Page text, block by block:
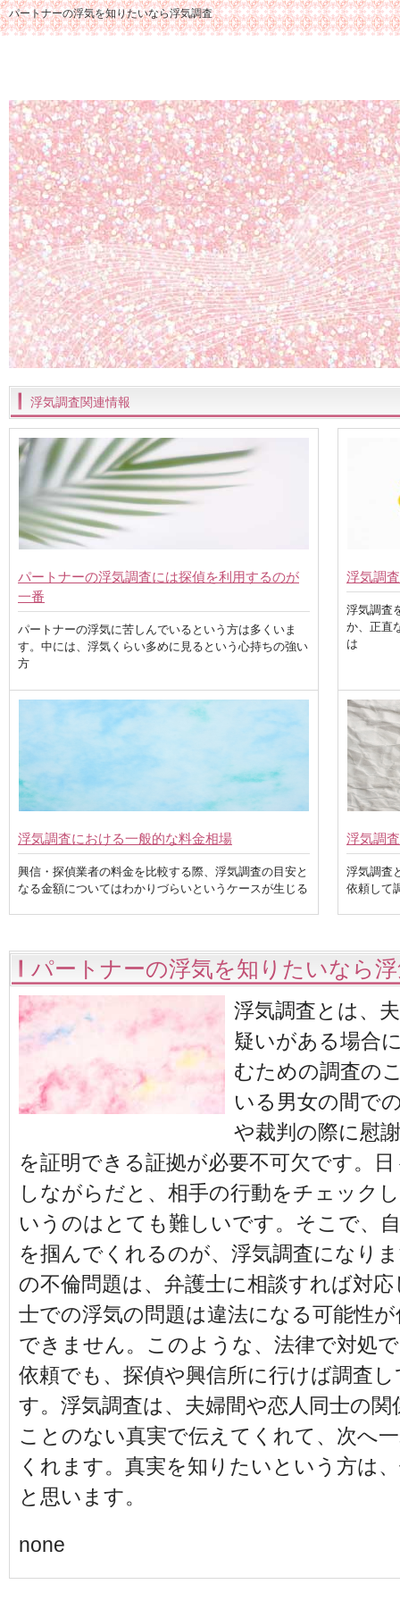
パートナーの浮気を知りたいなら浮気調査
浮気調査関連情報
パートナーの浮気調査には探偵を利用するのが
一番
パートナーの浮気に苦しんでいるという方は多くいま
す。中には、浮気くらい多めに見るという心持ちの強い
方
浮気調
浮気調査
か、正直
は
浮気調査における一般的な料金相場
興信・探偵業者の料金を比較する際、浮気調査の目安と
なる金額についてはわかりづらいというケースが生じる
浮気調
浮気調査
依頼して
パートナーの浮気を知りたいなら
浮気調査とは、
疑いがある場合
むための調査の
いる男女の間で
や裁判の際に慰
を証明できる証拠が必要不可欠です。
しながらだと、相手の行動をチェック
いうのはとても難しいです。そこで、
を掴んでくれるのが、浮気調査になり
の不倫問題は、弁護士に相談すれば対
士での浮気の問題は違法になる可能性
できません。このような、法律で対処
依頼でも、探偵や興信所に行けば調査
す。浮気調査は、夫婦間や恋人同士の
ことのない真実で伝えてくれて、次へ
くれます。真実を知りたいという方は
と思います。
none